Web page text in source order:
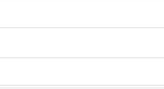
Coche SP3